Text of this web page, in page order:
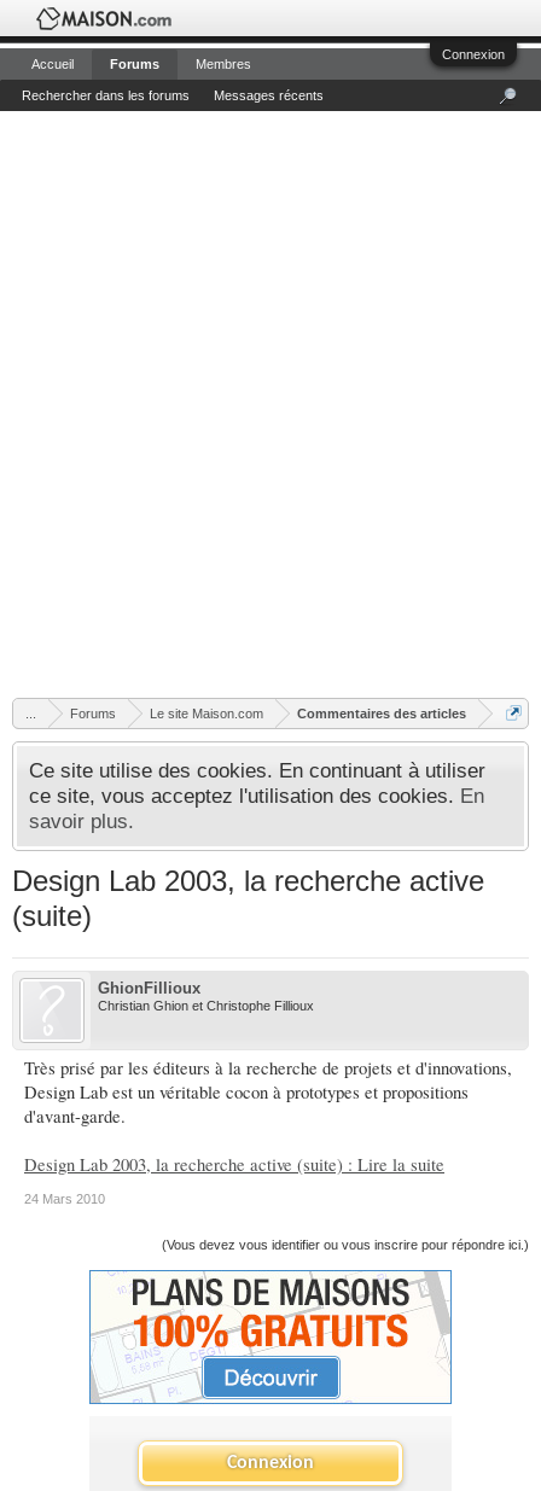
Connexion
Forums Le site Maison.com Commentaires des articles
Ce site utilise des cookies. En continuant à utiliser
ce site, vous acceptez l'utilisation des cookies. En
savoir plus.
Design Lab 2003, la recherche active
(suite)
GhionFillioux
Christian Ghion et Christophe Fillioux
Très prisé par les éditeurs à la recherche de projets et d'innovations,
Design Lab est un véritable cocon à prototypes et propositions
d'avant-garde.
Design Lab 2003, la recherche active (suite) : Lire la suite
24 Mars 2010
(Vous devez vous identifier ou vous inscrire pour répondre ici.)
Connexion
Accueil Forums
Rechercher dans les forums Messages récents
Membres